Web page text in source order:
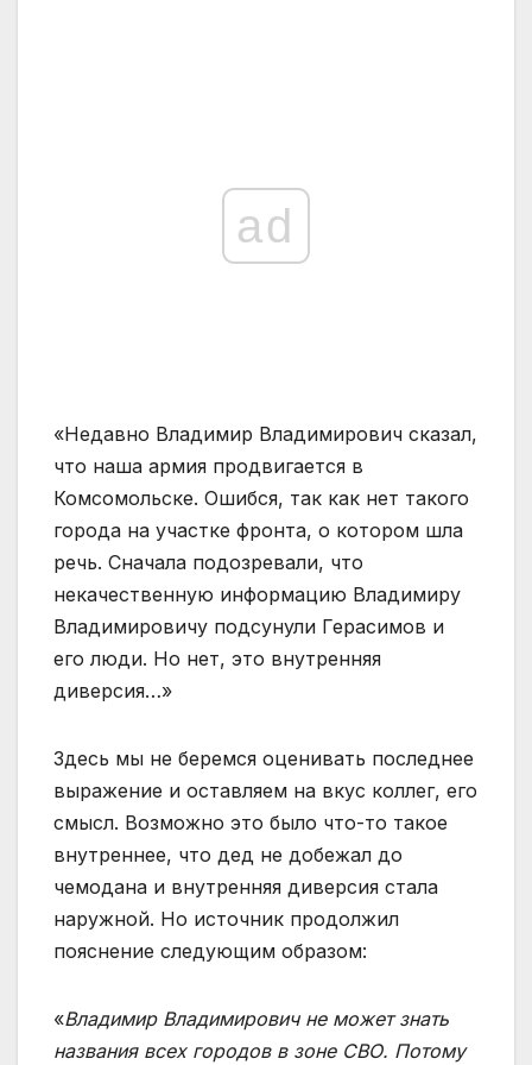
ad
«Недавно Владимир Владимирович сказал,
что наша армия продвигается в
Комсомольске. Ошибся, так как нет такого
города на участке фронта, о котором шла
речь. Сначала подозревали, что
некачественную информацию Владимиру
Владимировичу подсунули Герасимов и
его люди. Но нет, это внутренняя
диверсия…»
Здесь мы не беремся оценивать последнее
выражение и оставляем на вкус коллег, его
смысл. Возможно это было что-то такое
внутреннее, что дед не добежал до
чемодана и внутренняя диверсия стала
наружной. Но источник продолжил
пояснение следующим образом:
«Владимир Владимирович не может знать
названия всех городов в зоне СВО. Потому